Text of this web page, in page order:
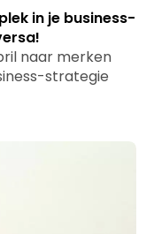
in je business-
naar merken
strategie